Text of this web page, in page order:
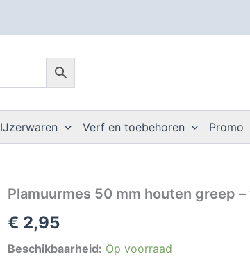
IJzerwaren Verf en toebehoren Promo
Plamuurmes 50 mm houten greep
€ 2,95
Beschikbaarheid: Op voorraad
Plamuurmes
mm
houten
greep